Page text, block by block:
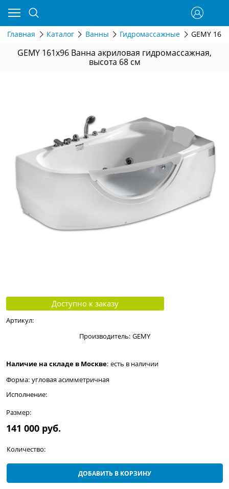
Главная Каталог Ванны Гидромассажные GEMY
GEMY 161x96 Ванна акриловая гидромассажная,
высота 68 см
Доступно к заказу
Артикул:
Производитель: GEMY
Наличие на складе в Москве: есть в наличии
Форма: угловая асимметричная
Исполнение:
Размер:
141 000 руб.
Количество:
ДОБАВИТЬ В КОРЗИНУ